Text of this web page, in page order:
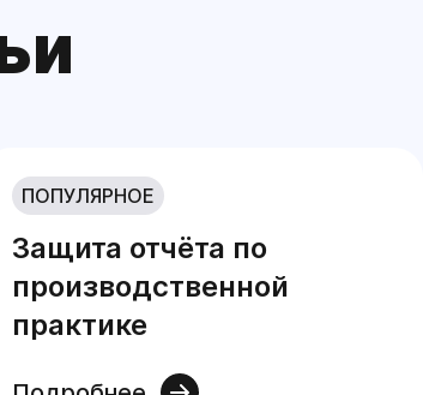
ПОПУЛЯРНОЕ
Защита отчёта по
производственной
практике